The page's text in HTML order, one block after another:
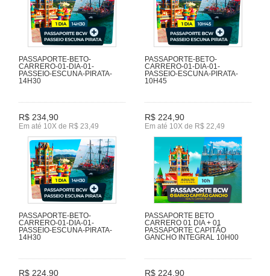
PASSAPORTE-BETO-
CARRERO-01-DIA-01-
PASSEIO-ESCUNA-PIRATA-
14H30
R$ 234,90
Em até 10X de R$ 23,49
PASSAPORTE-BETO-
CARRERO-01-DIA-01-
PASSEIO-ESCUNA-PIRATA-
10H45
R$ 224,90
Em até 10X de R$ 22,49
PASSAPORTE-BETO-
CARRERO-01-DIA-01-
PASSEIO-ESCUNA-PIRATA-
14H30
R$ 224,90
PASSAPORTE BETO
CARRERO 01 DIA + 01
PASSAPORTE CAPITÃO
GANCHO INTEGRAL 10H00
R$ 224,90